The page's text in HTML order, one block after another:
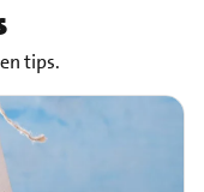
tips.